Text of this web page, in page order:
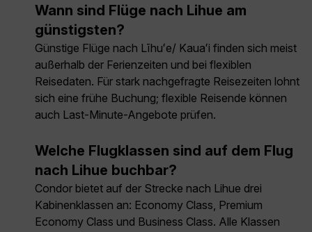
Wann sind Flüge nach Lihue am
günstigsten?
Günstige Flüge nach Līhuʻe/ Kauaʻi finden sich meist
außerhalb der Ferienzeiten und bei flexiblen
Reisedaten. Für stark nachgefragte Reisezeiten lohnt
sich eine frühe Buchung; flexible Reisende können
auch Last-Minute-Angebote prüfen.
Welche Flugklassen sind auf dem Flug
nach Lihue buchbar?
Condor bietet auf der Strecke nach Lihue drei
Kabinenklassen an: Economy Class, Premium
Economy Class und Business Class. Alle Klassen